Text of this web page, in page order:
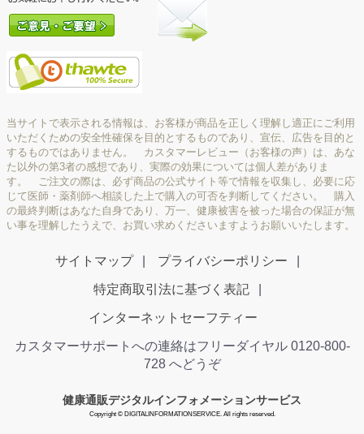
当サイトで表示される情報は、お客様が商品を正しく理解し適正にご利用
いただくための安全性確保を目的とするものであり、宣伝、広告を目的と
するものではありません。 カスタマーレビュー（お客様の声）は、あな
た以外の第3者の感想であり、実際の効果については個人差がありま
す。 ご注文の際は、必ず商品の公式サイト等で情報を収集し、必要に応
じて医師・薬剤師へ相談した上で購入の可否を判断してください。 購入
の最終判断はあなた自身であり、万一、健康被害を被った場合の保証が無
い事を理解したうえで、お買い求めくださいますようお願いいたします。
サイトマップ プライバシーポリシー
特定商取引法に基づく表記
インターネットセーフティー
カスタマーサポートへの連絡はフリーダイヤル 0120-800-
728 へどうぞ
健康通販デジタルインフォメーションサービス
Copyright © DIGITALINFORMATIONSERVICE. All rights reserved.